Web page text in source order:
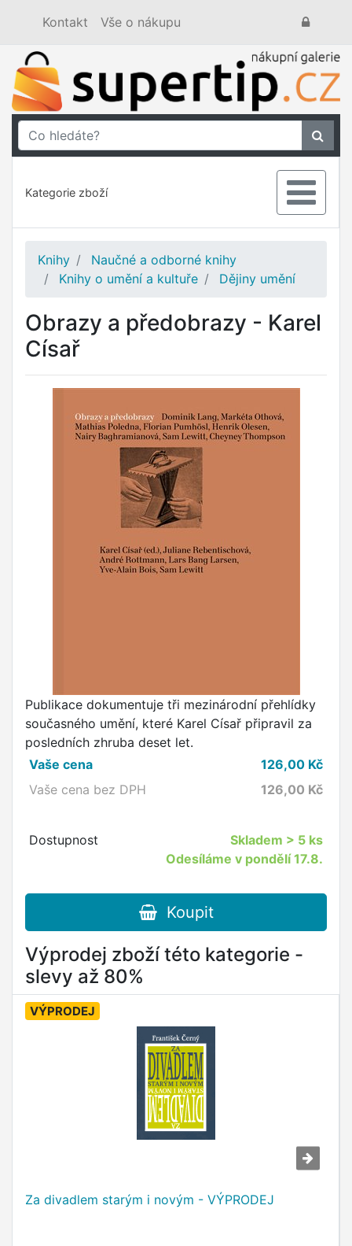
Kontakt Vše o nákupu
Kategorie zboží
Knihy
Naučné a odborné knihy
Knihy o umění a kultuře
Dějiny umění
Obrazy a předobrazy - Karel
Císař
Publikace dokumentuje tři mezinárodní přehlídky
současného umění, které Karel Císař připravil za
posledních zhruba deset let.
Vaše cena
126,00 Kč
Vaše cena bez DPH
126,00 Kč
Dostupnost Skladem > 5 ks
Odesíláme v pondělí 17.8.
Koupit
Výprodej zboží této kategorie -
slevy až 80%
VÝPRODEJ
Za divadlem starým i novým - VÝPRODEJ